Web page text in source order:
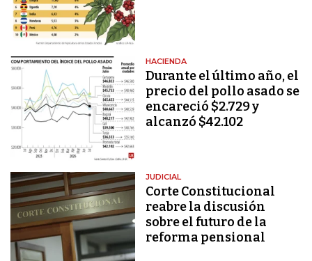
HACIENDA
Durante el último año, el
precio del pollo asado se
encareció $2.729 y
alcanzó $42.102
JUDICIAL
Corte Constitucional
reabre la discusión
sobre el futuro de la
reforma pensional